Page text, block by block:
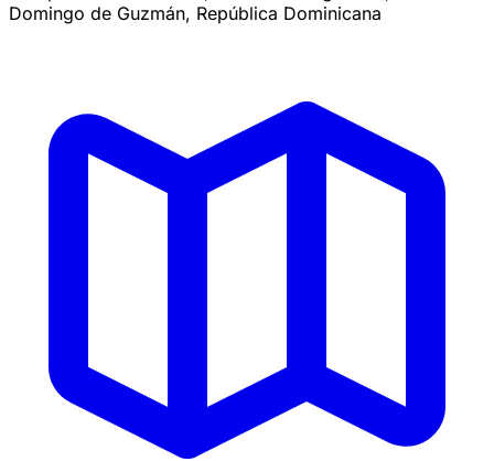
Domingo de Guzmán, República Dominicana